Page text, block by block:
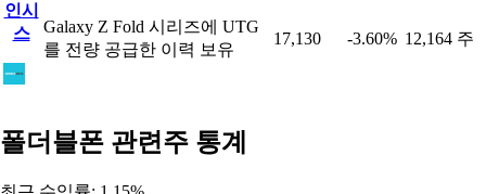
인시
스
Galaxy Z Fold 시리즈에 UTG
를 전량 공급한 이력 보유
17,130 -3.60% 12,164 주
폴더블폰 관련주 통계